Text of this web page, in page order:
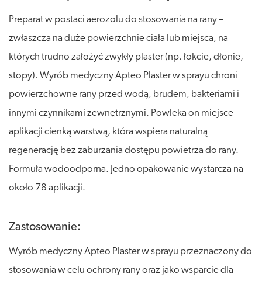
Preparat w postaci aerozolu do stosowania na rany –
zwłaszcza na duże powierzchnie ciała lub miejsca, na
których trudno założyć zwykły plaster (np. łokcie, dłonie,
stopy). Wyrób medyczny Apteo Plaster w sprayu chroni
powierzchowne rany przed wodą, brudem, bakteriami i
innymi czynnikami zewnętrznymi. Powleka on miejsce
aplikacji cienką warstwą, która wspiera naturalną
regenerację bez zaburzania dostępu powietrza do rany.
Formuła wodoodporna. Jedno opakowanie wystarcza na
około 78 aplikacji.
Zastosowanie:
Wyrób medyczny Apteo Plaster w sprayu przeznaczony do
stosowania w celu ochrony rany oraz jako wsparcie dla